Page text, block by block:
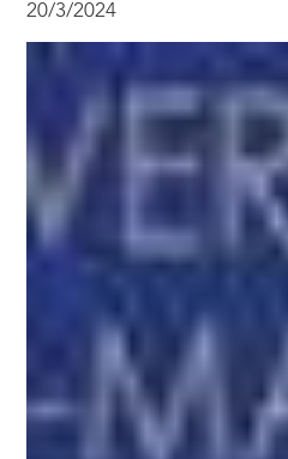
20/3/2024